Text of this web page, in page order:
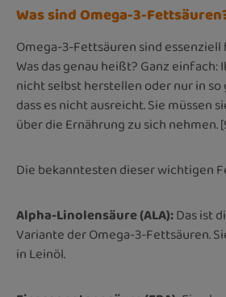
Was sind Omega-3-
Omega-3-Fettsäuren sind
Was das genau heißt? Ganz einfach:
nicht selbst herstellen oder nur in
dass es nicht ausreicht. Sie müssen
über die Ernährung zu sich nehmen.
Die bekanntesten dieser wichtigen
Alpha-Linolensäure (ALA):Das ist
Variante der Omega-3-Fettsäuren.
in Leinöl.